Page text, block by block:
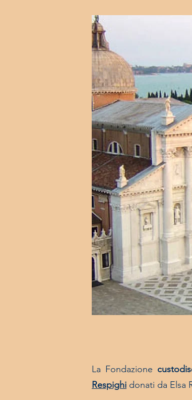
La Fondazione
Respighi donati da Elsa